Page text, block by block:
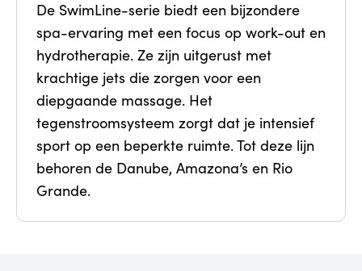
De SwimLine-serie biedt een bijzondere
spa-ervaring met een focus op work-out en
hydrotherapie. Ze zijn uitgerust met
krachtige jets die zorgen voor een
diepgaande massage. Het
tegenstroomsysteem zorgt dat je intensief
sport op een beperkte ruimte. Tot deze lijn
behoren de Danube, Amazona’s en Rio
Grande.